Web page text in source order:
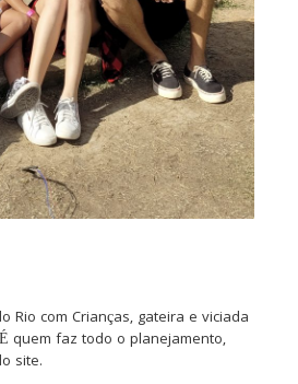
Rio com Crianças, gateira e viciada
quem faz todo o planejamento,
site.